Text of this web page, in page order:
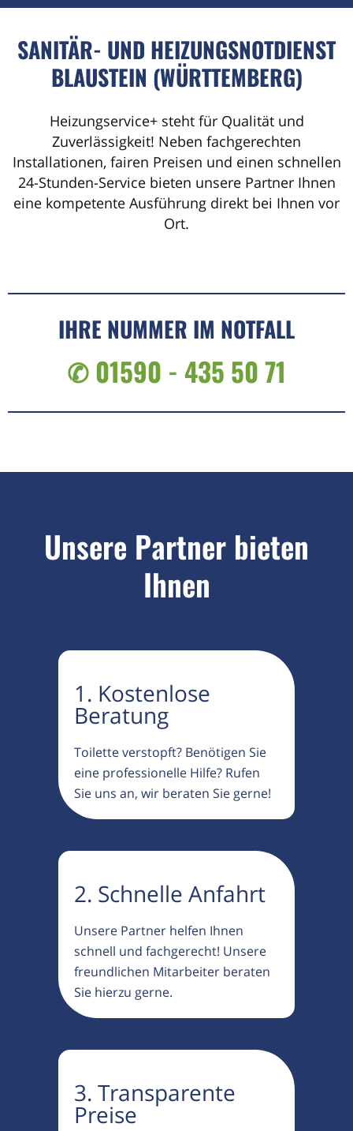
SANITÄR- UND HEIZUNGSNOTDIENST
BLAUSTEIN (WÜRTTEMBERG)
Heizungservice+ steht für Qualität und
Zuverlässigkeit! Neben fachgerechten
Installationen, fairen Preisen und einen schnellen
24-Stunden-Service bieten unsere Partner Ihnen
eine kompetente Ausführung direkt bei Ihnen vor
Ort.
IHRE NUMMER IM NOTFALL
✆ 01590 - 435 50 71
Unsere Partner bieten
Ihnen
1. Kostenlose
Beratung
Toilette verstopft? Benötigen Sie
eine professionelle Hilfe? Rufen
Sie uns an, wir beraten Sie gerne!
2. Schnelle Anfahrt
Unsere Partner helfen Ihnen
schnell und fachgerecht! Unsere
freundlichen Mitarbeiter beraten
Sie hierzu gerne.
3. Transparente
Preise